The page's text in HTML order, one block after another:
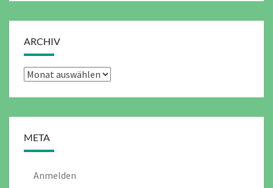
ARCHIV
Archiv
META
Anmelden